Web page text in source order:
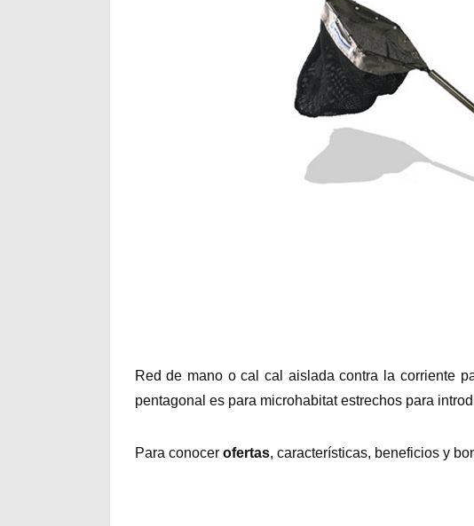
Red de mano o cal cal aislada contra la corriente
pentagonal es para microhabitat estrechos para
Para conocer ofertas, características, beneficios y